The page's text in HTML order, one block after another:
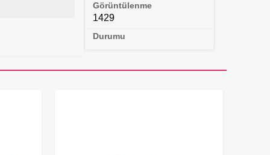
Görüntülenme
1429
Durumu